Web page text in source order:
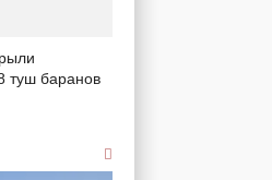
туш баранов